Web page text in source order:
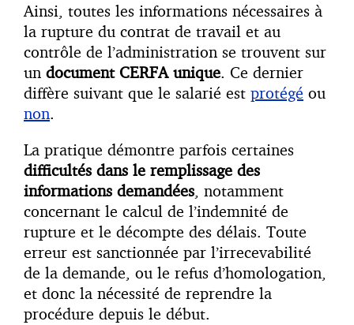
Ainsi, toutes les informations nécessaires à
la rupture du contrat de travail et au
contrôle de l’administration se trouvent sur
un document CERFA unique. Ce dernier
diffère suivant que le salarié est protégé ou
non.
La pratique démontre parfois certaines
difficultés dans le remplissage des
informations demandées, notamment
concernant le calcul de l’indemnité de
rupture et le décompte des délais. Toute
erreur est sanctionnée par l’irrecevabilité
de la demande, ou le refus d’homologation,
et donc la nécessité de reprendre la
procédure depuis le début.